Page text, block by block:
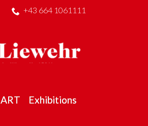
+43 664 1061111
ART Exhibitions